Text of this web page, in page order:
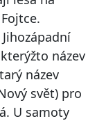
název
název
svět) pro
U samoty